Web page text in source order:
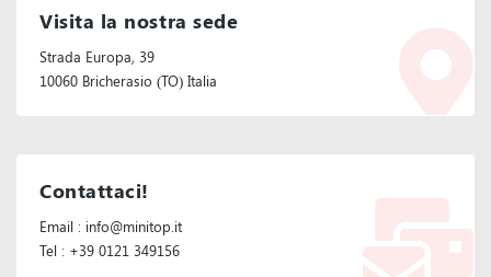
Visita la nostra sede
Strada Europa, 39
10060 Bricherasio (TO) Italia
Contattaci!
Email : info@minitop.it
Tel : +39 0121 349156